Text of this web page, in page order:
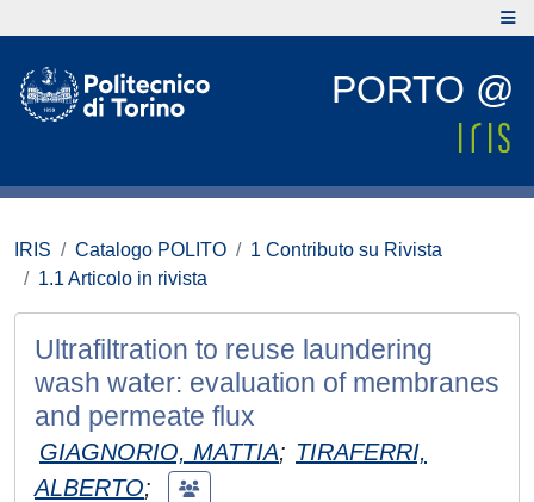
PORTO @
IRIS Catalogo POLITO
1 Contributo su Rivista
1.1 Articolo in rivista
Ultrafiltration to reuse laundering
wash water: evaluation of membranes
and permeate flux
GIAGNORIO, MATTIA; TIRAFERRI,
ALBERTO;